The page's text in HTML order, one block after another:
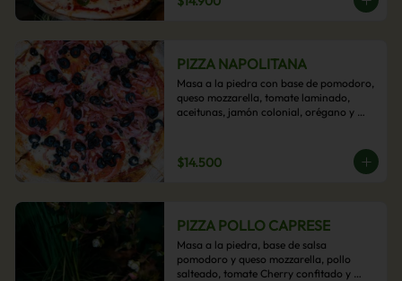
PIZZA NAPOLITANA
Masa a la piedra con base de pomodoro,
queso mozzarella, tomate laminado,
aceitunas, jamón colonial, orégano y
$14.500
PIZZA POLLO CAPRESE
Masa a la piedra, base de salsa
pomodoro y queso mozzarella, pollo
salteado, tomate Cherry confitado y